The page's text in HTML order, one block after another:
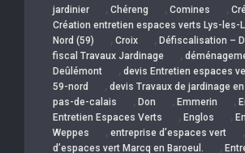
jardinier , Chéreng , Comines ,
Création entretien espaces verts Lys-les-
Nord (59)
, Croix , Défiscalisation –
fiscal Travaux Jardinage
,
Deûlémont , devis Entretien espaces
59-nord
, devis Travaux de jardinage
pas-de-calais
, Don , Emmerin ,
Entretien Espaces Verts
, Englos ,
Weppes
, entreprise d’espaces vert ,
d’espaces vert Marcq en Baroeul.
,